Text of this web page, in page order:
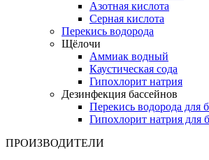
Азотная кислота
Серная кислота
Перекись водорода
Щёлочи
Аммиак водный
Каустическая сода
Гипохлорит натрия
Дезинфекция бассейнов
Перекись водорода для
Гипохлорит натрия для
ПРОИЗВОДИТЕЛИ